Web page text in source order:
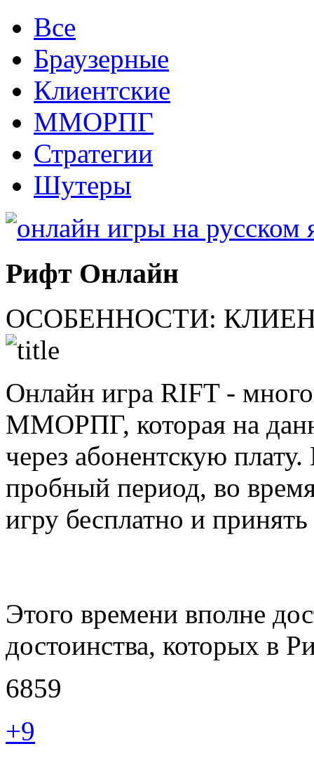
Все
Браузерные
Клиентские
ММОРПГ
Стратегии
Шутеры
Рифт Онлайн
ОСОБЕННОСТИ:
Онлайн игра RIFT -
ММОРПГ, которая на
через абонентскую
пробный период, во
игру бесплатно и
Этого времени вполне
достоинства, которых в
6859
+9